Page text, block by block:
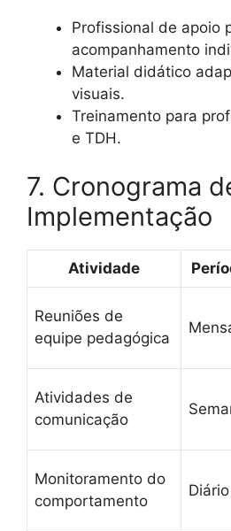
Profissional de apoio
acompanhamento
Material didático
visuais.
Treinamento para
e TDH.
7. Cronograma
Implementação
Atividade
Reuniões de
equipe pedagógica
Atividades de
comunicação
Monitoramento do
comportamento
Diário